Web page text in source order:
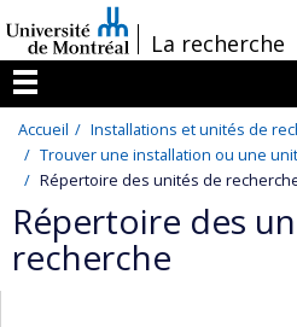
au
contenu
/La recherche
Menu
Accueil
Installations et unités de
Trouver une installation ou une
Répertoire des unités de
Répertoire des
recherche